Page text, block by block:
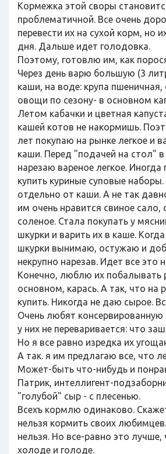
Кормежка этой своры
проблематичной. Все очень
перевести их на сухой корм, но
дня. Дальше идет голодовка.
Поэтому, готовлю им, как
Через день варю большую (3
каши, на воде: крупа пшеничная,
овощи по сезону- в основном
Летом кабачки и цветная
кашей котов не накормишь.
лет покупаю на рынке легкое и
каши. Перед "подачей на стол"
нарезаю вареное легкое. Иногда
купить куриные суповые
отдельно от каши. А не так
им очень нравится свиное сало,
соленое. Стала покупать у
шкурки и варить их в каше.
шкурки вынимаю, остужаю и
некрупно нарезав. Идет все это
Конечно, люблю их побалывать
основном, карась. А так, что на
купить. Никогда не даю сырое.
Очень любят консервированную
у них не переваривается: что
Но я все равно изредка их
А так. я им предлагаю все, что
Может-быть что-нибудь и
Патрик, интеллигент-
"голубой" сыр - с плесенью.
Всехъ кормлю одинаково.
нельзя кормить своих
нельзя. Но все-равно это лучше,
холоде и голоде.